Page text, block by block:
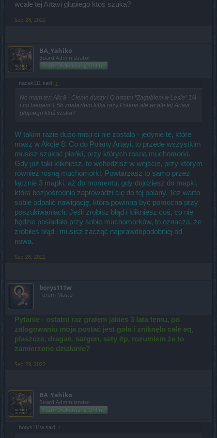
wcale tej Artavi głupiego ktoś szuka?
Sep 28, 2022
BA_Yahiko
Board Administrator
Team Drakensang Online
nacek111 said: ↑
No mam ten Akt 8 - Cienie duszy i Q ostatni "Zagubieni w Lesie" 1/4
i co biegam 1,5h znalazłem kilka razy Polane ale wcale tej Artavi
głupiego ktoś szuka?
W takim razie dużo misji ci nie zostało - jedynie te, które
masz w Akcie 8. Co do Polany Artayi, to przede wszystkim
musisz szukać pieńki, przy których rosną muchomorki.
Gdy już taki klikniesz, to wchodzisz w wejście, przy którym
również rosną muchomorki. Powtarzasz to samo przez
łącznie 3 mapki, aż do momentu, gdy dojdziesz do mapki,
która bezpośrednio zaprowadzi cię do tej polany. Też warto
sobie odpalić nawigację, która powinna być pomocna przy
poszukiwaniach. Jeśli zrobisz błąd i klikniesz coś, co nie
będzie posiadało przy sobie muchomorków, to oznacza, że
zrobiłeś błąd i musisz zacząć najprawdopodobniej od
nowa.
Sep 28, 2022
borys111w
Forum Master
Pytanie - ostatni raz grałem jakies 3 lata temu, po
zalogowaniu moja postać jest goła i zniknęło całe eq,
plaszcze, dragan, sargon, sety itp. rozumiem że to
zamierzone działanie?
Sep 29, 2022
BA_Yahiko
Board Administrator
Team Drakensang Online
borys111w said: ↑